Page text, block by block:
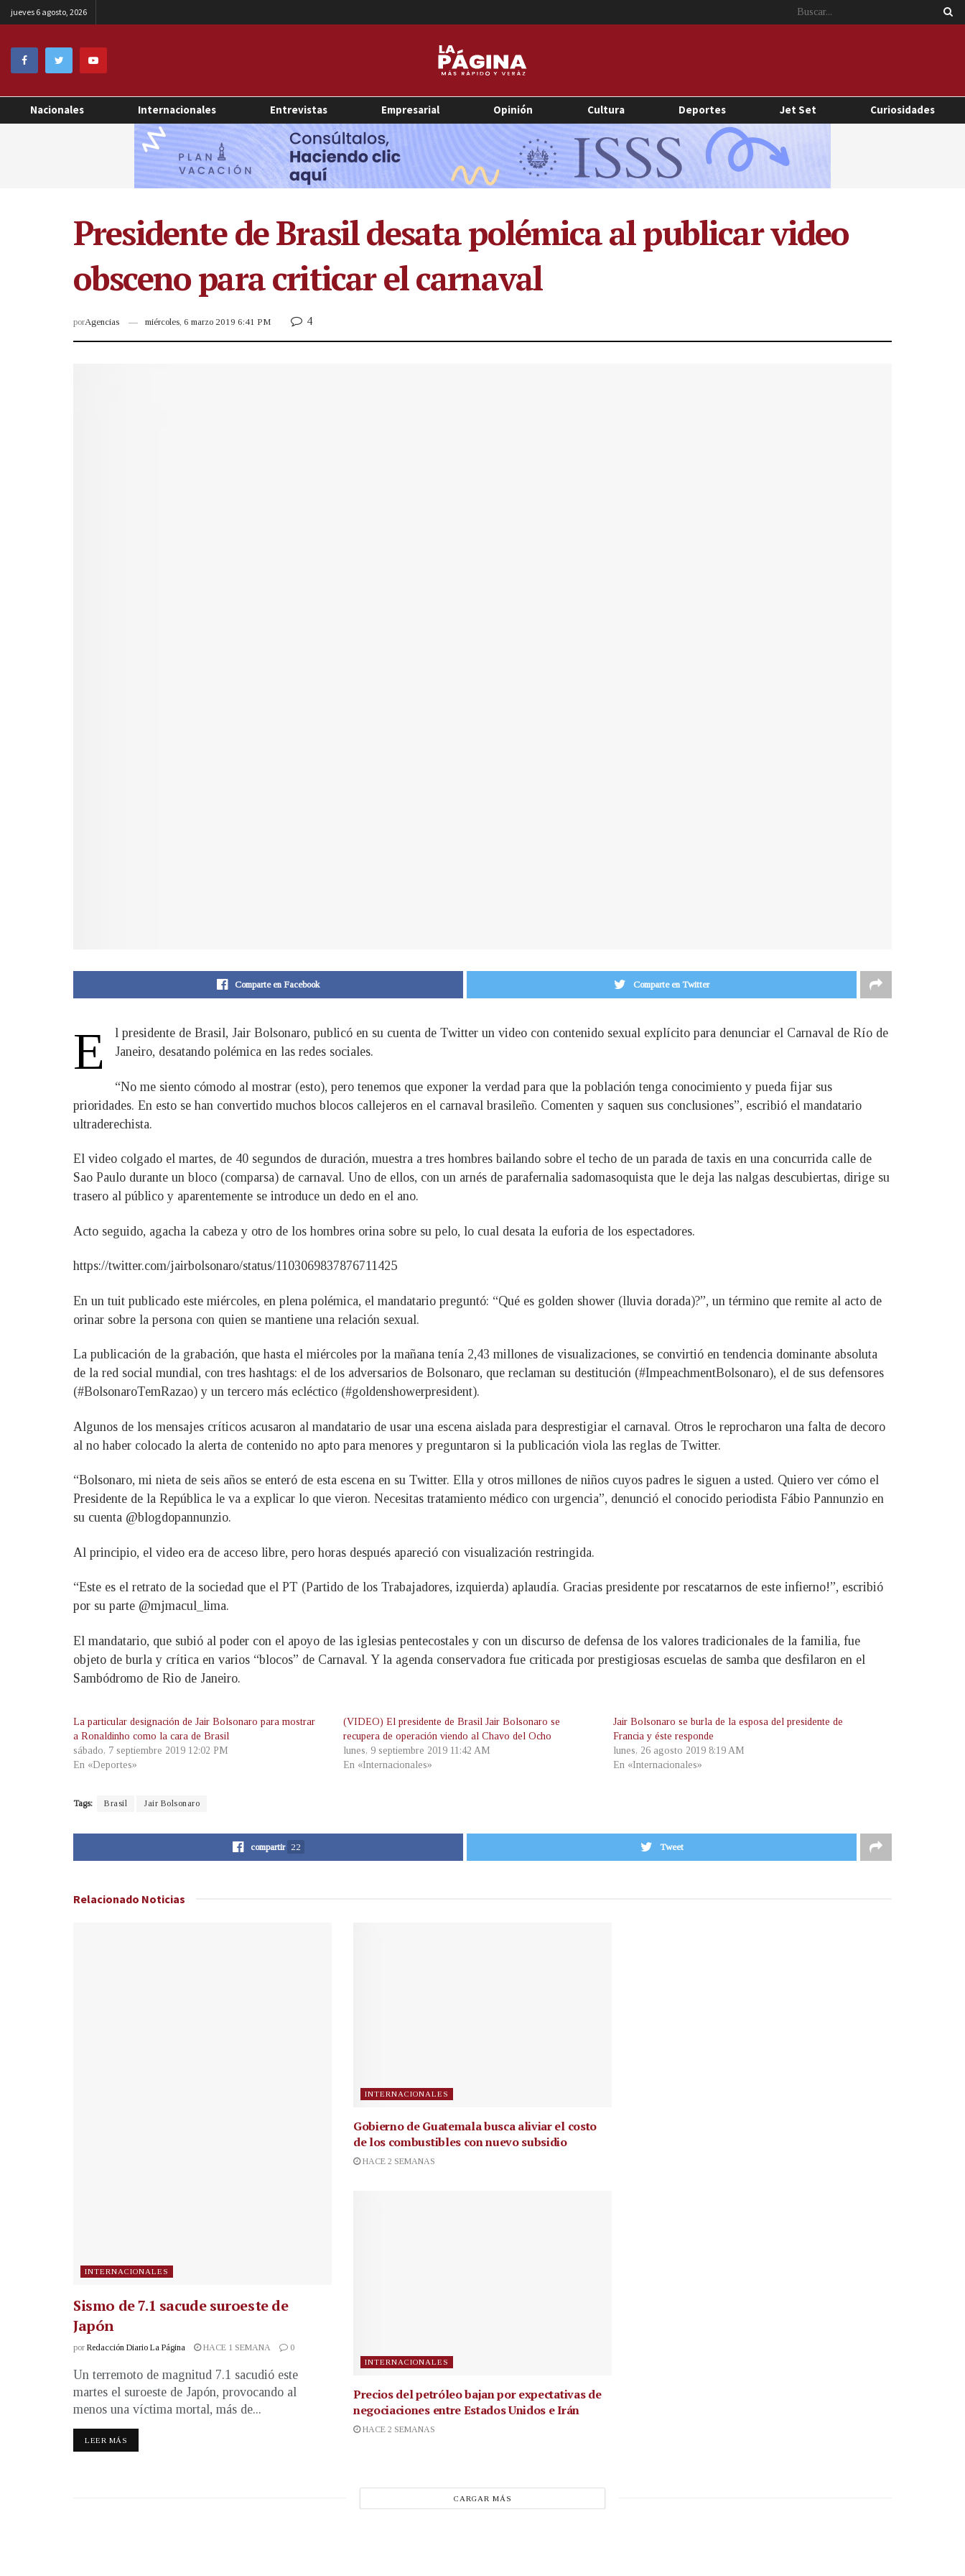
jueves 6 agosto, 2026
Nacionales Internacionales Entrevistas Empresarial Opinión Cultura Deportes Jet Set Curiosidades
Presidente de Brasil desata polémica al publicar video
obsceno para criticar el carnaval
porAgencias miércoles, 6 marzo 2019 6:41 PM 4
Comparte en Facebook Comparte en Twitter
E
l presidente de Brasil, Jair Bolsonaro, publicó en su cuenta de Twitter un video con contenido sexual explícito para denunciar el Carnaval de Río de
Janeiro, desatando polémica en las redes sociales.
“No me siento cómodo al mostrar (esto), pero tenemos que exponer la verdad para que la población tenga conocimiento y pueda fijar sus
prioridades. En esto se han convertido muchos blocos callejeros en el carnaval brasileño. Comenten y saquen sus conclusiones”, escribió el mandatario
ultraderechista.
El video colgado el martes, de 40 segundos de duración, muestra a tres hombres bailando sobre el techo de un parada de taxis en una concurrida calle de
Sao Paulo durante un bloco (comparsa) de carnaval. Uno de ellos, con un arnés de parafernalia sadomasoquista que le deja las nalgas descubiertas, dirige su
trasero al público y aparentemente se introduce un dedo en el ano.
Acto seguido, agacha la cabeza y otro de los hombres orina sobre su pelo, lo cual desata la euforia de los espectadores.
https://twitter.com/jairbolsonaro/status/1103069837876711425
En un tuit publicado este miércoles, en plena polémica, el mandatario preguntó: “Qué es golden shower (lluvia dorada)?”, un término que remite al acto de
orinar sobre la persona con quien se mantiene una relación sexual.
La publicación de la grabación, que hasta el miércoles por la mañana tenía 2,43 millones de visualizaciones, se convirtió en tendencia dominante absoluta
de la red social mundial, con tres hashtags: el de los adversarios de Bolsonaro, que reclaman su destitución (#ImpeachmentBolsonaro), el de sus defensores
(#BolsonaroTemRazao) y un tercero más ecléctico (#goldenshowerpresident).
Algunos de los mensajes críticos acusaron al mandatario de usar una escena aislada para desprestigiar el carnaval. Otros le reprocharon una falta de decoro
al no haber colocado la alerta de contenido no apto para menores y preguntaron si la publicación viola las reglas de Twitter.
“Bolsonaro, mi nieta de seis años se enteró de esta escena en su Twitter. Ella y otros millones de niños cuyos padres le siguen a usted. Quiero ver cómo el
Presidente de la República le va a explicar lo que vieron. Necesitas tratamiento médico con urgencia”, denunció el conocido periodista Fábio Pannunzio en
su cuenta @blogdopannunzio.
Al principio, el video era de acceso libre, pero horas después apareció con visualización restringida.
“Este es el retrato de la sociedad que el PT (Partido de los Trabajadores, izquierda) aplaudía. Gracias presidente por rescatarnos de este infierno!”, escribió
por su parte @mjmacul_lima.
El mandatario, que subió al poder con el apoyo de las iglesias pentecostales y con un discurso de defensa de los valores tradicionales de la familia, fue
objeto de burla y crítica en varios “blocos” de Carnaval. Y la agenda conservadora fue criticada por prestigiosas escuelas de samba que desfilaron en el
Sambódromo de Rio de Janeiro.
La particular designación de Jair Bolsonaro para mostrar
a Ronaldinho como la cara de Brasil
sábado, 7 septiembre 2019 12:02 PM
En «Deportes»
(VIDEO) El presidente de Brasil Jair Bolsonaro se
recupera de operación viendo al Chavo del Ocho
lunes, 9 septiembre 2019 11:42 AM
En «Internacionales»
Jair Bolsonaro se burla de la esposa del presidente de
Francia y éste responde
lunes, 26 agosto 2019 8:19 AM
En «Internacionales»
Tags: Brasil Jair Bolsonaro
compartir 22 Tweet
Relacionado Noticias
INTERNACIONALES
Sismo de 7.1 sacude suroeste de
Japón
por Redacción Diario La Página HACE 1 SEMANA 0
Un terremoto de magnitud 7.1 sacudió este
martes el suroeste de Japón, provocando al
menos una víctima mortal, más de...
LEER MÁS
INTERNACIONALES
Gobierno de Guatemala busca aliviar el costo
de los combustibles con nuevo subsidio
HACE 2 SEMANAS
INTERNACIONALES
Precios del petróleo bajan por expectativas de
negociaciones entre Estados Unidos e Irán
HACE 2 SEMANAS
CARGAR MÁS